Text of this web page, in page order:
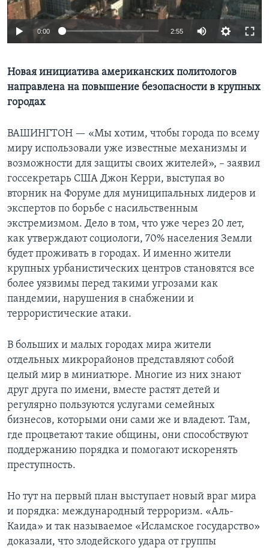
Learning English
Языки
0:00 2:55
Новая инициатива американских политологов
направлена на повышение безопасности в крупных
городах
ВАШИНГТОН — «Мы хотим, чтобы города по всему
миру использовали уже известные механизмы и
возможности для защиты своих жителей», – заявил
госсекретарь США Джон Керри, выступая во
вторник на Форуме для муниципальных лидеров и
экспертов по борьбе с насильственным
экстремизмом. Дело в том, что уже через 20 лет,
как утверждают социологи, 70% населения Земли
будет проживать в городах. И именно жители
крупных урбанистических центров становятся все
более уязвимы перед такими угрозами как
пандемии, нарушения в снабжении и
террористические атаки.
В больших и малых городах мира жители
отдельных микрорайонов представляют собой
целый мир в миниатюре. Многие из них знают
друг друга по имени, вместе растят детей и
регулярно пользуются услугами семейных
бизнесов, которыми они сами же и владеют. Там,
где процветают такие общины, они способствуют
поддержанию порядка и помогают искоренять
преступность.
Но тут на первый план выступает новый враг мира
и порядка: международный терроризм. «Аль-
Каида» и так называемое «Исламское государство»
доказали, что злодейского удара от группы